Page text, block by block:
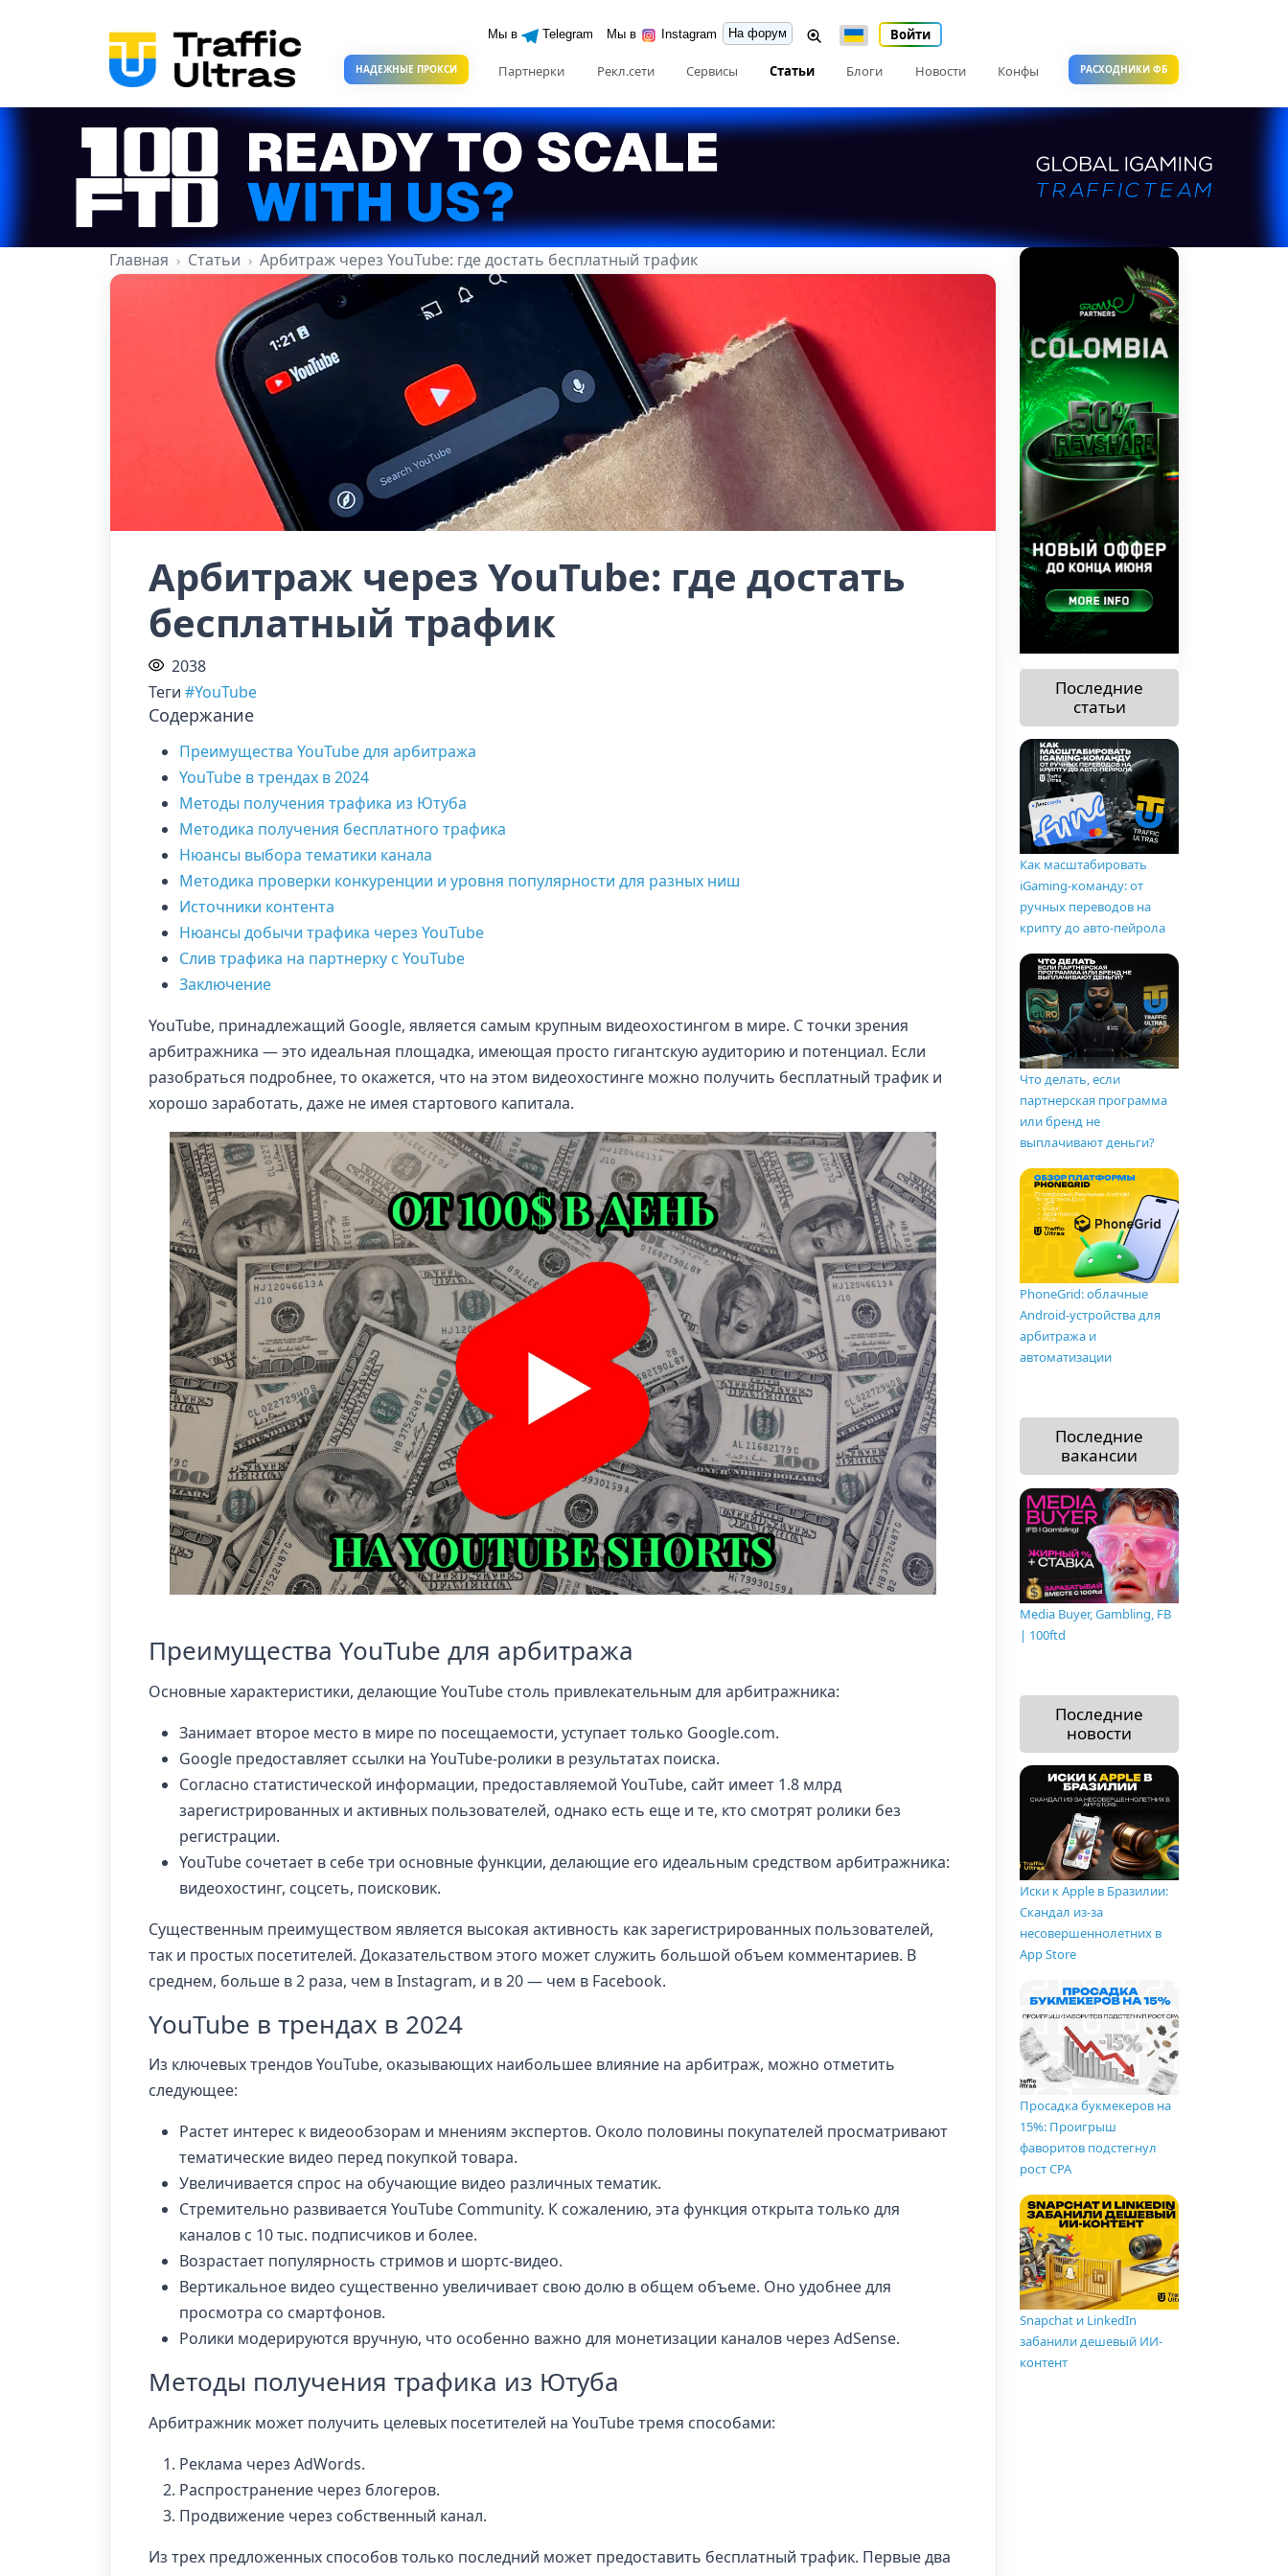
Мы в Telegram Мы в Instagram На форум Войти
НАДЕЖНЫЕ ПРОКСИ Партнерки Рекл.сети Сервисы Статьи Блоги Новости Конфы РАСХОДНИКИ ФБ
Главная Статьи Арбитраж через YouTube: где достать бесплатный трафик
Арбитраж через YouTube: где достать
бесплатный трафик
2038
Теги #YouTube
Содержание
Преимущества YouTube для арбитража
YouTube в трендах в 2024
Методы получения трафика из Ютуба
Методика получения бесплатного трафика
Нюансы выбора тематики канала
Методика проверки конкуренции и уровня популярности для разных ниш
Источники контента
Нюансы добычи трафика через YouTube
Слив трафика на партнерку с YouTube
Заключение
YouTube, принадлежащий Google, является самым крупным видеохостингом в мире. С точки зрения
арбитражника — это идеальная площадка, имеющая просто гигантскую аудиторию и потенциал. Если
разобраться подробнее, то окажется, что на этом видеохостинге можно получить бесплатный трафик и
хорошо заработать, даже не имея стартового капитала.
Преимущества YouTube для арбитража
Основные характеристики, делающие YouTube столь привлекательным для арбитражника:
Занимает второе место в мире по посещаемости, уступает только Google.com.
Google предоставляет ссылки на YouTube-ролики в результатах поиска.
Согласно статистической информации, предоставляемой YouTube, сайт имеет 1.8 млрд
зарегистрированных и активных пользователей, однако есть еще и те, кто смотрят ролики без
регистрации.
YouTube сочетает в себе три основные функции, делающие его идеальным средством арбитражника:
видеохостинг, соцсеть, поисковик.
Существенным преимуществом является высокая активность как зарегистрированных пользователей,
так и простых посетителей. Доказательством этого может служить большой объем комментариев. В
среднем, больше в 2 раза, чем в Instagram, и в 20 — чем в Facebook.
YouTube в трендах в 2024
Из ключевых трендов YouTube, оказывающих наибольшее влияние на арбитраж, можно отметить
следующее:
Растет интерес к видеообзорам и мнениям экспертов. Около половины покупателей просматривают
тематические видео перед покупкой товара.
Увеличивается спрос на обучающие видео различных тематик.
Стремительно развивается YouTube Community. К сожалению, эта функция открыта только для
каналов с 10 тыс. подписчиков и более.
Возрастает популярность стримов и шортс-видео.
Вертикальное видео существенно увеличивает свою долю в общем объеме. Оно удобнее для
просмотра со смартфонов.
Ролики модерируются вручную, что особенно важно для монетизации каналов через AdSense.
Методы получения трафика из Ютуба
Арбитражник может получить целевых посетителей на YouTube тремя способами:
Реклама через AdWords.
Распространение через блогеров.
Продвижение через собственный канал.
Из трех предложенных способов только последний может предоставить бесплатный трафик. Первые два
Последние
статьи
Как масштабировать
iGaming-команду: от
ручных переводов на
крипту до авто-пейрола
Что делать, если
партнерская программа
или бренд не
выплачивают деньги?
PhoneGrid: облачные
Android-устройства для
арбитража и
автоматизации
Последние
вакансии
Media Buyer, Gambling, FB
| 100ftd
Последние
новости
Иски к Apple в Бразилии:
Скандал из-за
несовершеннолетних в
App Store
Просадка букмекеров на
15%: Проигрыш
фаворитов подстегнул
рост CPA
Snapchat и LinkedIn
забанили дешевый ИИ-
контент